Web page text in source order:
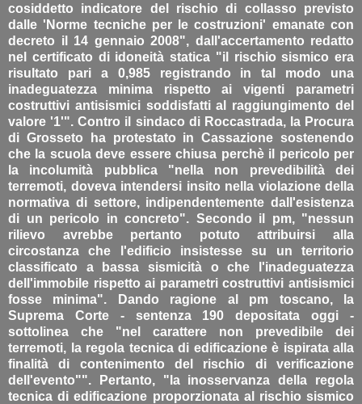
cosiddetto indicatore del rischio di collasso previsto
dalle 'Norme tecniche per le costruzioni' emanate con
decreto il 14 gennaio 2008", dall'accertamento redatto
nel certificato di idoneità statica "il rischio sismico era
risultato pari a 0,985 registrando in tal modo una
inadeguatezza minima rispetto ai vigenti parametri
costruttivi antisismici soddisfatti al raggiungimento del
valore '1'". Contro il sindaco di Roccastrada, la Procura
di Grosseto ha protestato in Cassazione sostenendo
che la scuola deve essere chiusa perchè il pericolo per
la incolumità pubblica "nella non prevedibilità dei
terremoti, doveva intendersi insito nella violazione della
normativa di settore, indipendentemente dall'esistenza
di un pericolo in concreto". Secondo il pm, "nessun
rilievo avrebbe pertanto potuto attribuirsi alla
circostanza che l'edificio insistesse su un territorio
classificato a bassa sismicità o che l'inadeguatezza
dell'immobile rispetto ai parametri costruttivi antisismici
fosse minima". Dando ragione al pm toscano, la
Suprema Corte - sentenza 190 depositata oggi -
sottolinea che "nel carattere non prevedibile dei
terremoti, la regola tecnica di edificazione è ispirata alla
finalità di contenimento del rischio di verificazione
dell'evento"". Pertanto, "la inosservanza della regola
tecnica di edificazione proporzionata al rischio sismico